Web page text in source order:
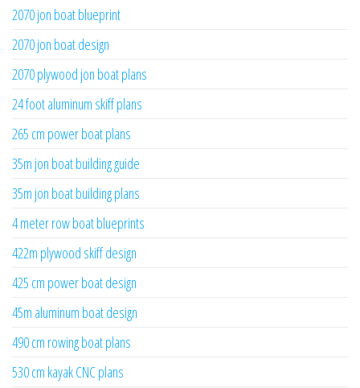
2070 jon boat blueprint
2070 jon boat design
2070 plywood jon boat plans
24 foot aluminum skiff plans
265 cm power boat plans
35m jon boat building guide
35m jon boat building plans
4 meter row boat blueprints
422m plywood skiff design
425 cm power boat design
45m aluminum boat design
490 cm rowing boat plans
530 cm kayak CNC plans